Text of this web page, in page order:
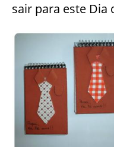
sair para este Dia